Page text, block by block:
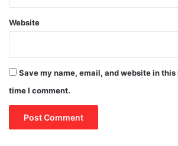
Website
Save my name, email, and website in
time I comment.